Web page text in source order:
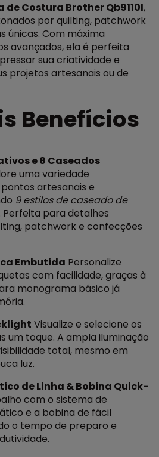
de Costura Brother Qb9110l,
por quilting, patchwork
únicas. Com máxima
avançados, ela é perfeita
sua criatividade e
projetos artesanais ou de
Benefícios
e 8 Caseados
uma variedade
artesanais e
9 estilos de caseado de
Perfeita para detalhes
patchwork e confecções
Embutida Personalize
com facilidade, graças à
monograma básico já
Visualize e selecione os
um toque. A ampla iluminação
total, mesmo em
luz.
de Linha & Bobina Quick-
com o sistema de
e a bobina de fácil
o tempo de preparo e